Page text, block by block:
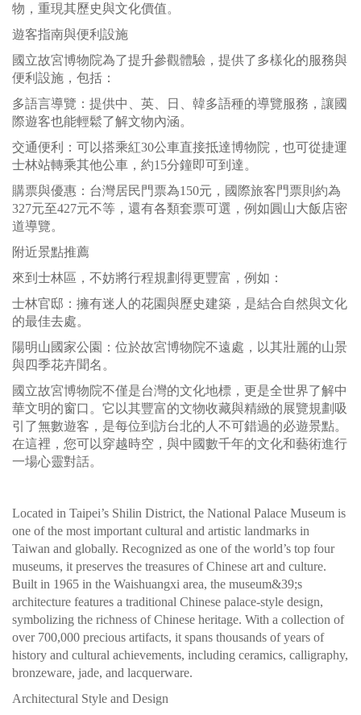
物，重現其歷史與文化價值。
遊客指南與便利設施
國立故宮博物院為了提升參觀體驗，提供了多樣化的服務與
便利設施，包括：
多語言導覽：提供中、英、日、韓多語種的導覽服務，讓國
際遊客也能輕鬆了解文物內涵。
交通便利：可以搭乘紅30公車直接抵達博物院，也可從捷運
士林站轉乘其他公車，約15分鐘即可到達。
購票與優惠：台灣居民門票為150元，國際旅客門票則約為
327元至427元不等，還有各類套票可選，例如圓山大飯店密
道導覽。
附近景點推薦
來到士林區，不妨將行程規劃得更豐富，例如：
士林官邸：擁有迷人的花園與歷史建築，是結合自然與文化
的最佳去處。
陽明山國家公園：位於故宮博物院不遠處，以其壯麗的山景
與四季花卉聞名。
國立故宮博物院不僅是台灣的文化地標，更是全世界了解中
華文明的窗口。它以其豐富的文物收藏與精緻的展覽規劃吸
引了無數遊客，是每位到訪台北的人不可錯過的必遊景點。
在這裡，您可以穿越時空，與中國數千年的文化和藝術進行
一場心靈對話。
Located in Taipei’s Shilin District, the National Palace Museum is
one of the most important cultural and artistic landmarks in
Taiwan and globally. Recognized as one of the world’s top four
museums, it preserves the treasures of Chinese art and culture.
Built in 1965 in the Waishuangxi area, the museum&39;s
architecture features a traditional Chinese palace-style design,
symbolizing the richness of Chinese heritage. With a collection of
over 700,000 precious artifacts, it spans thousands of years of
history and cultural achievements, including ceramics, calligraphy,
bronzeware, jade, and lacquerware.
Architectural Style and Design